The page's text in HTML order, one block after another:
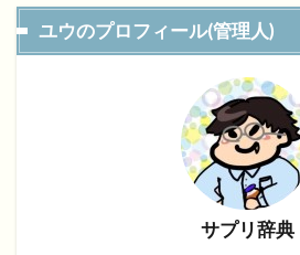
ユウのプロフィール(管理人)
サプリ辞典